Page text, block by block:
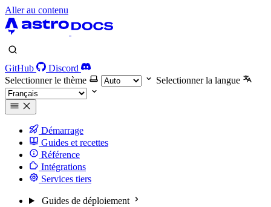
Aller au contenu
GitHub
Discord
Selectionner le thème
Selectionner la langue
Démarrage
Guides et recettes
Référence
Intégrations
Services tiers
Guides de déploiement